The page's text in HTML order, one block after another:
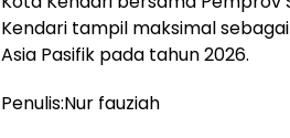
Kendari tampil maksimal
Asia Pasifik pada tahun 2026.
Penulis:Nur fauziah